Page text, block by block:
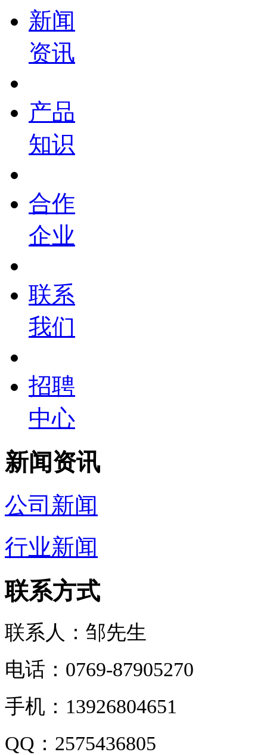
新闻
资讯
产品
知识
合作
企业
联系
我们
招聘
中心
新闻资讯
公司新闻
行业新闻
联系方式
联系人：邹先生
电话：0769-87905270
手机：13926804651
QQ：2575436805